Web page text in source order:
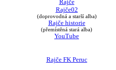
Rajče
Rajče02
(doprovodná a starší alba)
Rajče historie
(přemístěná stará alba)
YouTube
Rajče FK Peruc